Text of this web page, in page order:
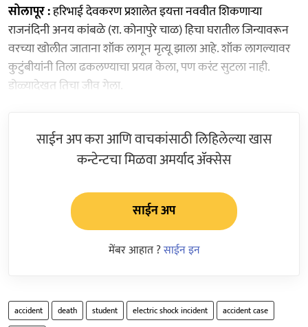
सोलापूर :हरिभाई देवकरण प्रशालेत इयत्ता नववीत शिकणाऱ्या
राजनंदिनी अनय कांबळे (रा. कोनापुरे चाळ) हिचा घरातील जिन्यावरून
वरच्या खोलीत जाताना शॉक लागून मृत्यू झाला आहे. शॉक लागल्यावर
कुटुंबीयांनी तिला ढकलण्याचा प्रयत्न केला, पण करंट सुटला नाही.
डोळ्यादेखत तिचा जीव गेला.
साईन अप करा आणि वाचकांसाठी लिहिलेल्या खास
कन्टेन्टचा मिळवा अमर्याद ॲक्सेस
साईन अप
मेंबर आहात ?साईन इन
accident death student electric shock incident
accident case